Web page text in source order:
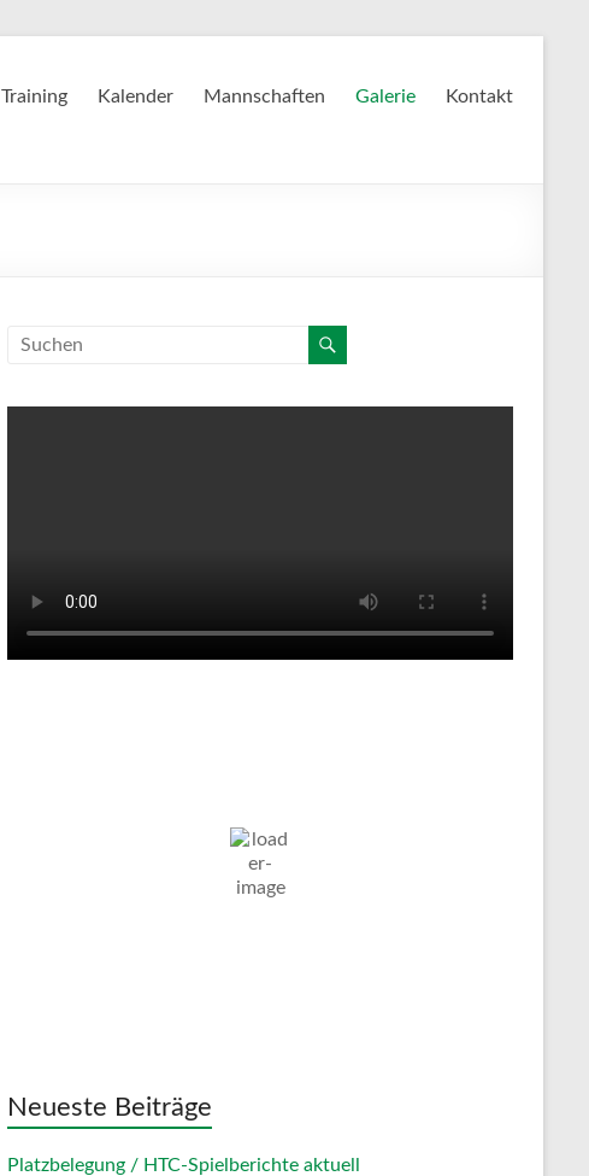
Training Kalender Mannschaften Galerie Kontakt
Neueste Beiträge
Platzbelegung / HTC-Spielberichte aktuell